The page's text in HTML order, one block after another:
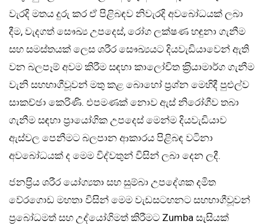
වැරදි මතය දුරු කර ඒ පිළිබඳව නිවැරදි අවබෝධයක් ලබා
දීම, වැදගත් සෞඛ්‍ය උපදෙස්, රෝග ලක්ෂණ හඳුනා ගැනීම
සහ සමස්තයක් ලෙස ශරීර සෞඛ්‍යයට දියවැඩියාවෙන් ඇති
වන බලපෑම් අවම කිරීම සඳහා කාලෝචිත ක‍්‍රියාමාර්ග ගැනීම
වැනි සහභාගීවූවන් මතු කළ බොහෝ ප‍්‍රශ්න මෙහිදී පුළුල්ව
සාකච්ඡා කෙරිණි. එපමණක් නොව ඇස් නිරෝගීව තබා
ගැනීම සඳහා ප‍්‍රායෝගික උපදෙස් මෙන්ම දියවැඩියාව
ඇස්වල පෙනීමට බලපාන ආකාරය පිළිබඳ වටිනා
අවබෝධයක් ද මෙම විද්වතුන් විසින් ලබා දෙන ලදී.
ජනප‍්‍රිය ශරීර යෝග්‍යතා සහ සුම්බා උපදේශක දමිත
වේරගොඩ මහතා විසින් මෙම වැඩසටහනට සහභාගීවූවන්
ප‍්‍රබෝධමත් සහ උද්යෝගිමත් කිරීමට Zumba සැසියක්